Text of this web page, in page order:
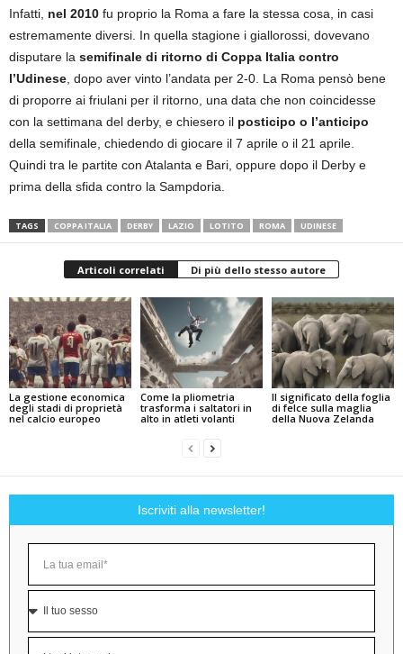
Infatti, nel 2010 fu proprio la Roma a fare la stessa cosa, in casi
estremamente diversi. In quella stagione i giallorossi, dovevano
disputare la semifinale di ritorno di Coppa Italia contro
l’Udinese , dopo aver vinto l’andata per 2-0. La Roma pensò bene
di proporre ai friulani per il ritorno, una data che non coincidesse
con la settimana del derby, e chiesero il posticipo o l’anticipo
della semifinale, chiedendo di giocare il 7 aprile o il 21 aprile.
Quindi tra le partite con Atalanta e Bari, oppure dopo il Derby e
prima della sfida contro la Sampdoria.
TAGS COPPA ITALIA DERBY LAZIO LOTITO ROMA UDINESE
Articoli correlati Di più dello stesso autore
La gestione economica
degli stadi di proprietà
nel calcio europeo
Come la pliometria
trasforma i saltatori in
alto in atleti volanti
Il significato della foglia
di felce sulla maglia
della Nuova Zelanda
Iscriviti alla newsletter!